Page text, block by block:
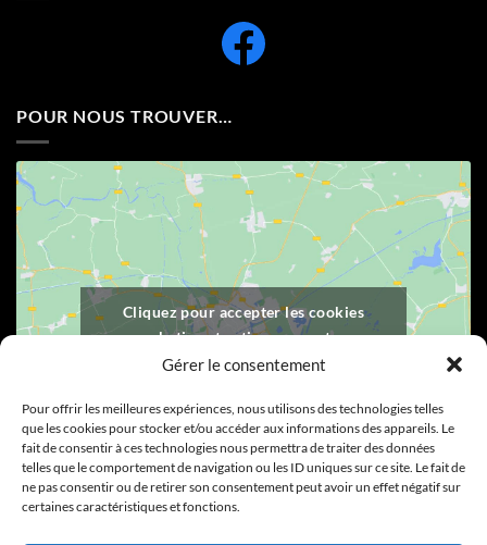
Gérer le consentement
Pour offrir les meilleures expériences, nous utilisons des technologies telles
que les cookies pour stocker et/ou accéder aux informations des appareils. Le
fait de consentir à ces technologies nous permettra de traiter des données
telles que le comportement de navigation ou les ID uniques sur ce site. Le fait de
ne pas consentir ou de retirer son consentement peut avoir un effet négatif sur
certaines caractéristiques et fonctions.
POUR NOUS TROUVER…
Cliquez pour accepter les cookies
marketing et activer ce contenu